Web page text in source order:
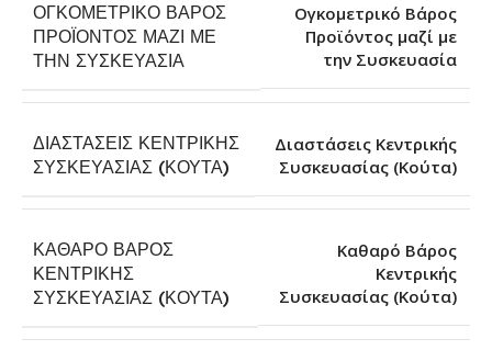
ΟΓΚΟΜΕΤΡΙΚΌ ΒΆΡΟΣ
ΠΡΟΪΌΝΤΟΣ ΜΑΖΊ ΜΕ
ΤΗΝ ΣΥΣΚΕΥΑΣΊΑ
Ογκομετρικό Βάρος
Προϊόντος μαζί με
την Συσκευασία
ΔΙΑΣΤΆΣΕΙΣ ΚΕΝΤΡΙΚΉΣ
ΣΥΣΚΕΥΑΣΊΑΣ (ΚΟΎΤΑ)
Διαστάσεις Κεντρικής
Συσκευασίας (Κούτα)
ΚΑΘΑΡΌ ΒΆΡΟΣ
ΚΕΝΤΡΙΚΉΣ
ΣΥΣΚΕΥΑΣΊΑΣ (ΚΟΎΤΑ)
Καθαρό Βάρος
Κεντρικής
Συσκευασίας (Κούτα)